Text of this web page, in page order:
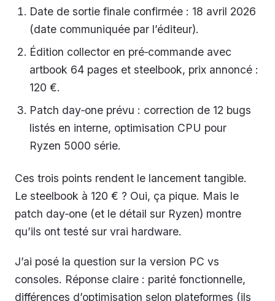
Date de sortie finale confirmée : 18 avril 2026
(date communiquée par l’éditeur).
Édition collector en pré‑commande avec
artbook 64 pages et steelbook, prix annoncé :
120 €.
Patch day‑one prévu : correction de 12 bugs
listés en interne, optimisation CPU pour
Ryzen 5000 série.
Ces trois points rendent le lancement tangible.
Le steelbook à 120 € ? Oui, ça pique. Mais le
patch day‑one (et le détail sur Ryzen) montre
qu’ils ont testé sur vrai hardware.
J’ai posé la question sur la version PC vs
consoles. Réponse claire : parité fonctionnelle,
différences d’optimisation selon plateformes (ils